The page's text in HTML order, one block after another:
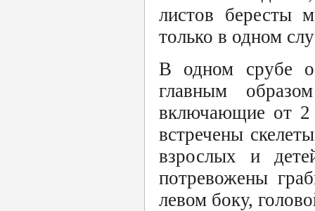
листов бересты
только в одном
В одном срубе
главным
включающие от 2
встречены
взрослых и
потревожены
левом боку,